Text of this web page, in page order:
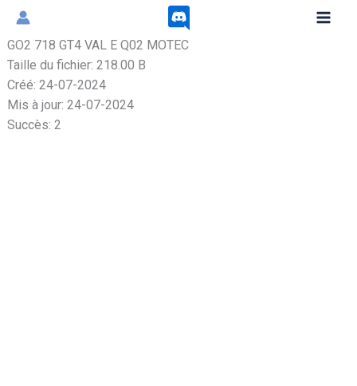
Aller
contenu
GO2 718 GT4 VAL E Q02 MOTEC
Taille du fichier: 218.00 B
Créé: 24-07-2024
Mis à jour: 24-07-2024
Succès: 2